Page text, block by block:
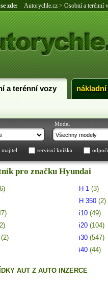
zde: Autorychle.cz> Osobní a terénní
a terénní vozy
Model
servisní knížka
pro značku Hyundai
(2)
H 1 (3)
H 350 (2)
i10 (49)
i20 (104)
i30 (547)
i40 (44)
AUT Z AUTO INZERCE